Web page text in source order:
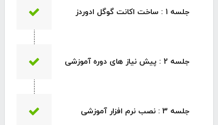
جلسه 1 : ساخت اکانت گوگل ادوردز
جلسه 2 : پیش نیاز های دوره آموزشی
جلسه 3 : نصب نرم افزار آموزشی